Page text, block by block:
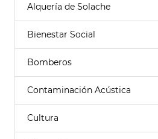
Alquería de Solache
Bienestar Social
Bomberos
Contaminación Acústica
Cultura